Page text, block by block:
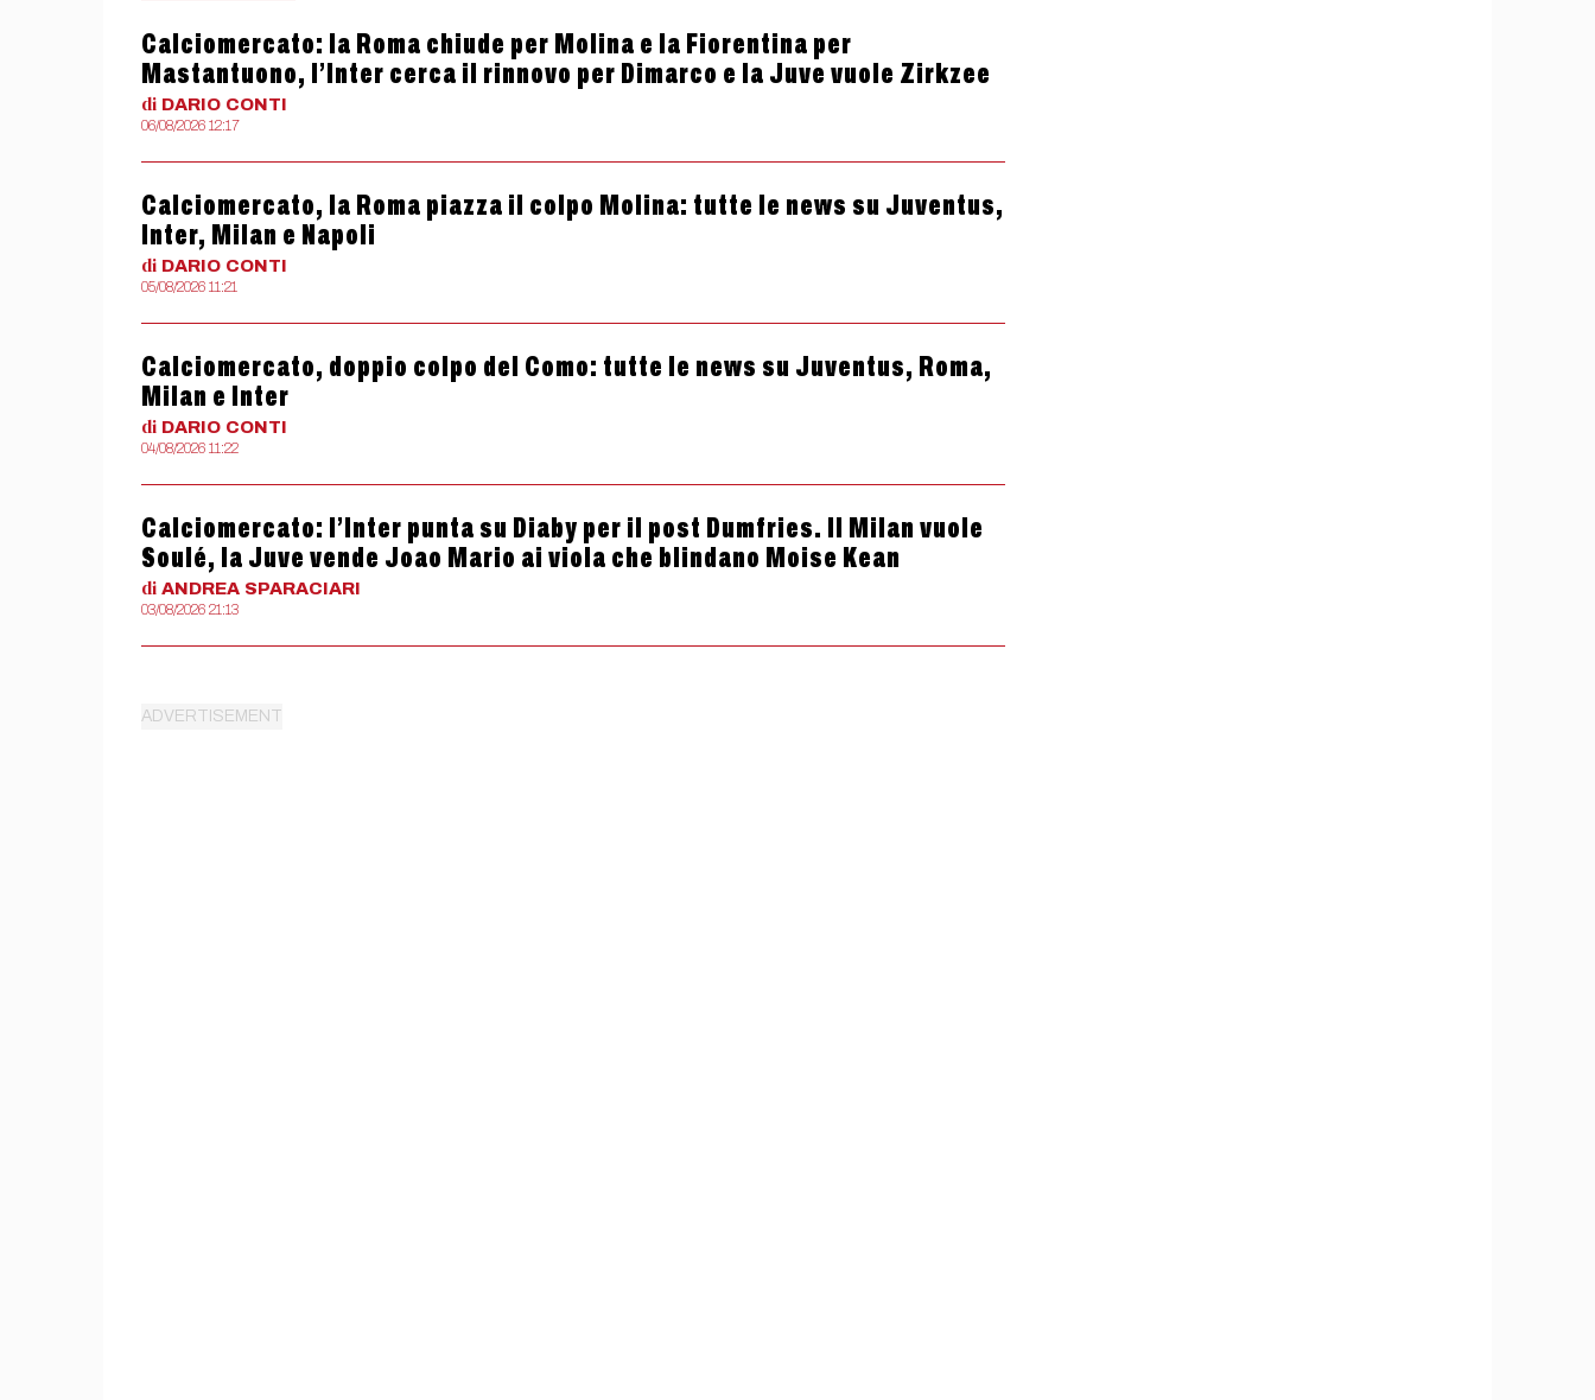
Calciomercato: la Roma chiude per Molina e la Fiorentina per
Mastantuono, l’Inter cerca il rinnovo per Dimarco e la Juve vuole Zirkzee
di DARIO CONTI
06/08/2026 12:17
Calciomercato, la Roma piazza il colpo Molina: tutte le news su Juventus,
Inter, Milan e Napoli
di DARIO CONTI
05/08/2026 11:21
Calciomercato, doppio colpo del Como: tutte le news su Juventus, Roma,
Milan e Inter
di DARIO CONTI
04/08/2026 11:22
Calciomercato: l’Inter punta su Diaby per il post Dumfries. Il Milan vuole
Soulé, la Juve vende Joao Mario ai viola che blindano Moise Kean
di ANDREA SPARACIARI
03/08/2026 21:13